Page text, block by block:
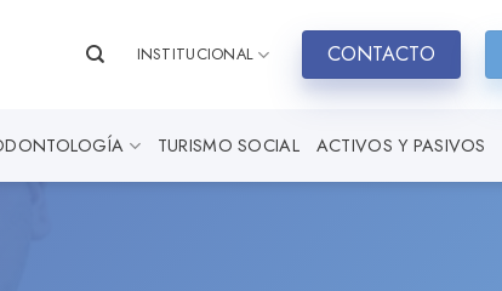
INSTITUCIONAL CONTACTO
TURISMO SOCIAL ACTIVOS Y PASIVOS